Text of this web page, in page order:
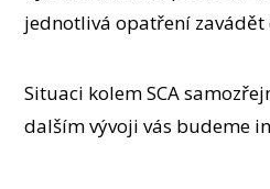
jednotlivá opatření zavádět
Situaci kolem SCA
dalším vývoji vás budeme